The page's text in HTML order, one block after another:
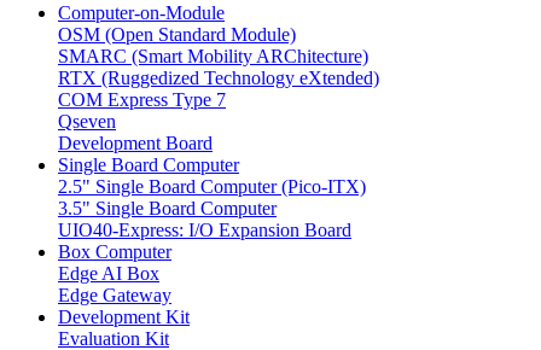
Computer-on-Module
OSM (Open Standard Module)
SMARC (Smart Mobility ARChitecture)
RTX (Ruggedized Technology eXtended)
COM Express Type 7
Qseven
Development Board
Single Board Computer
2.5" Single Board Computer (Pico-ITX)
3.5" Single Board Computer
UIO40-Express: I/O Expansion Board
Box Computer
Edge AI Box
Edge Gateway
Development Kit
Evaluation Kit